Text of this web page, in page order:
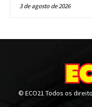
3 de agosto de 2026
© ECO21 Todos os